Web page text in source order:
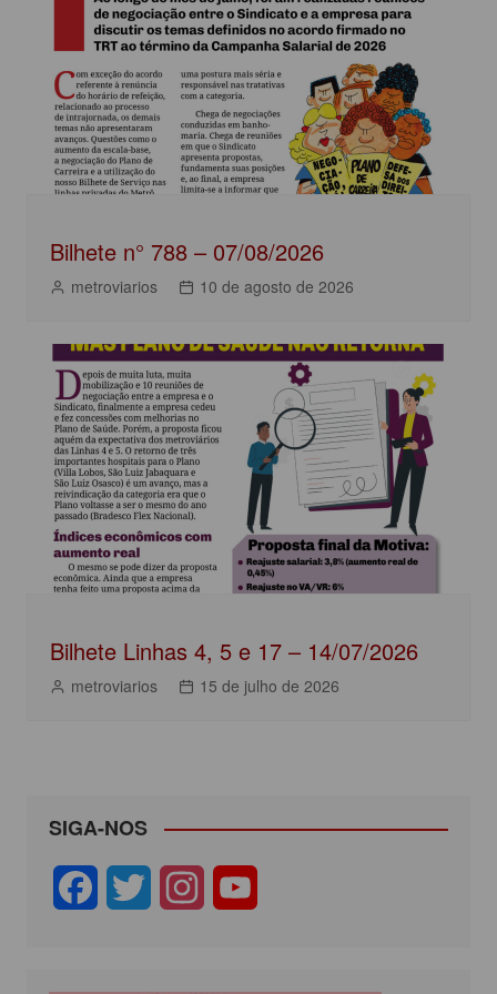
o
k
p
Bilhete n° 788 – 07/08/2026
metroviarios 10 de agosto de 2026
Bilhete Linhas 4, 5 e 17 – 14/07/2026
metroviarios 15 de julho de 2026
SIGA-NOS